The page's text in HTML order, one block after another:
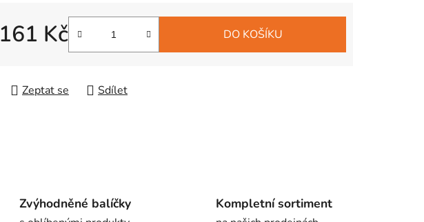
161 Kč DO KOŠÍKU
Zeptat se Sdílet
Zvýhodněné balíčky Kompletní sortiment